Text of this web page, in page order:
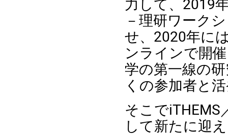
－理研ワーク
せ、 2020年に
ンラインで開
学の第一線の
くの参加者と
そこでiTHEMS
して新たに迎